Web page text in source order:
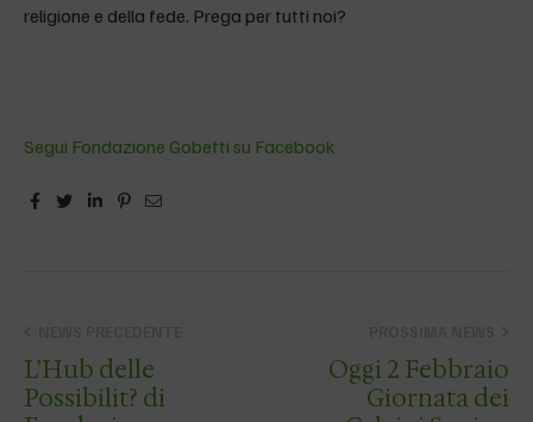
religione e della fede. Prega per tutti noi?
Segui Fondazione Gobetti su Facebook
FacebookTwitterLinkedinPinterest
Email
L’Hub delle
Possibilit? di
Oggi 2 Febbraio
Giornata dei